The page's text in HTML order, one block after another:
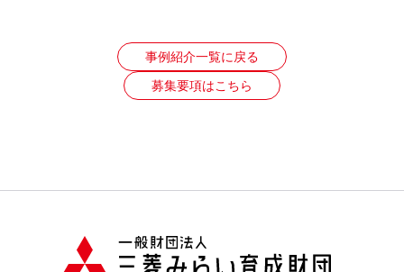
事例紹介一覧に戻る
募集要項はこちら